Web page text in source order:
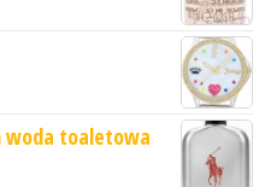
woda toaletowa